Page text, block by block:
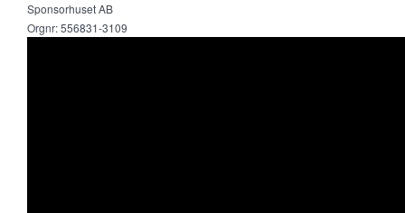
Sponsorhuset AB
Orgnr: 556831-3109